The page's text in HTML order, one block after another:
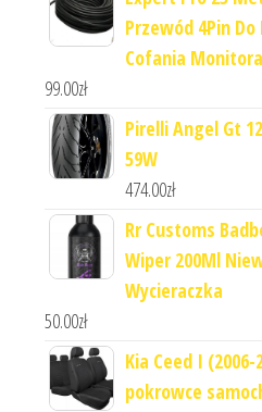
Przewód 4Pin
Cofania Monitora
99.00zł
Pirelli Angel Gt
59W
474.00zł
Rr Customs
Wiper 200Ml
Wycieraczka
50.00zł
Kia Ceed I (2006-
pokrowce